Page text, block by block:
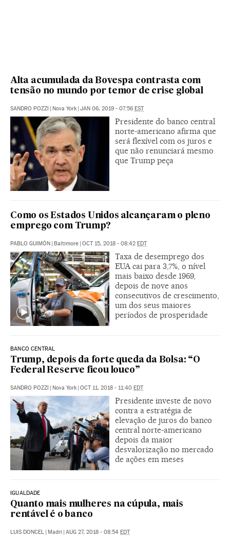
Alta acumulada da Bovespa contrasta com
tensão no mundo por temor de crise global
SANDRO POZZI | Nova York | JAN 06, 2019 - 07:56 EST
Presidente do banco central
norte-americano afirma que
será flexível com os juros e
que não renunciará mesmo
que Trump peça
Como os Estados Unidos alcançaram o pleno
emprego com Trump?
PABLO GUIMÓN | Baltimore | OCT 15, 2018 - 08:42 EDT
Taxa de desemprego dos
EUA cai para 3,7%, o nível
mais baixo desde 1969,
depois de nove anos
consecutivos de crescimento,
um dos seus maiores
períodos de prosperidade
BANCO CENTRAL
Trump, depois da forte queda da Bolsa: “O
Federal Reserve ficou louco”
SANDRO POZZI | Nova York | OCT 11, 2018 - 11:40 EDT
Presidente investe de novo
contra a estratégia de
elevação de juros do banco
central norte-americano
depois da maior
desvalorização no mercado
de ações em meses
IGUALDADE
Quanto mais mulheres na cúpula, mais
rentável é o banco
LUIS DONCEL | Madri | AUG 27, 2018 - 08:54 EDT